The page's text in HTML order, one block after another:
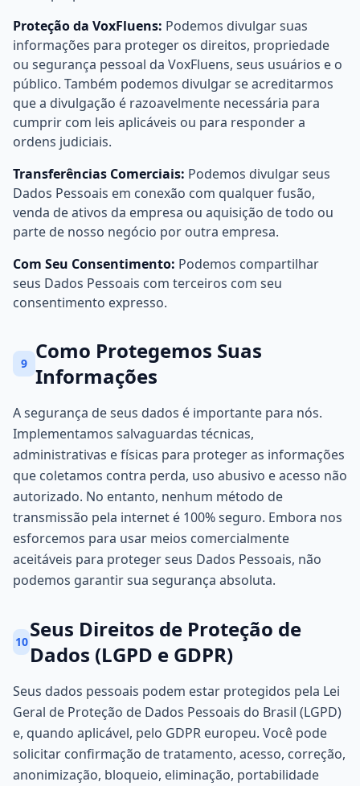
Proteção da VoxFluens: Podemos divulgar suas
informações para proteger os direitos, propriedade
ou segurança pessoal da VoxFluens, seus usuários e o
público. Também podemos divulgar se acreditarmos
que a divulgação é razoavelmente necessária para
cumprir com leis aplicáveis ou para responder a
ordens judiciais.
Transferências Comerciais: Podemos divulgar seus
Dados Pessoais em conexão com qualquer fusão,
venda de ativos da empresa ou aquisição de todo ou
parte de nosso negócio por outra empresa.
Com Seu Consentimento: Podemos compartilhar
seus Dados Pessoais com terceiros com seu
consentimento expresso.
9 Como Protegemos Suas
Informações
A segurança de seus dados é importante para nós.
Implementamos salvaguardas técnicas,
administrativas e físicas para proteger as informações
que coletamos contra perda, uso abusivo e acesso não
autorizado. No entanto, nenhum método de
transmissão pela internet é 100% seguro. Embora nos
esforcemos para usar meios comercialmente
aceitáveis para proteger seus Dados Pessoais, não
podemos garantir sua segurança absoluta.
10Seus Direitos de Proteção de
Dados (LGPD e GDPR)
Seus dados pessoais podem estar protegidos pela Lei
Geral de Proteção de Dados Pessoais do Brasil (LGPD)
e, quando aplicável, pelo GDPR europeu. Você pode
solicitar confirmação de tratamento, acesso, correção,
anonimização, bloqueio, eliminação, portabilidade